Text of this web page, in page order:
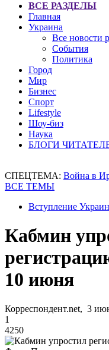
ВСЕ РАЗДЕЛЫ
Главная
Украина
Все новости
События
Политика
Город
Мир
Бизнес
Спорт
Lifestyle
Шоу-биз
Наука
БЛОГИ
СПЕЦТЕМА: Война в
ВСЕ ТЕМЫ
Вступление
Кабмин
10 июня
Корреспондент.net, 3
1
4250